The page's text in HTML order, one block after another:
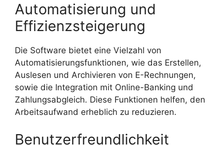
Automatisierung und
Effizienzsteigerung
Die Software bietet eine Vielzahl von
Automatisierungsfunktionen, wie das Erstellen,
Auslesen und Archivieren von E-Rechnungen,
sowie die Integration mit Online-Banking und
Zahlungsabgleich. Diese Funktionen helfen, den
Arbeitsaufwand erheblich zu reduzieren.
Benutzerfreundlichkeit